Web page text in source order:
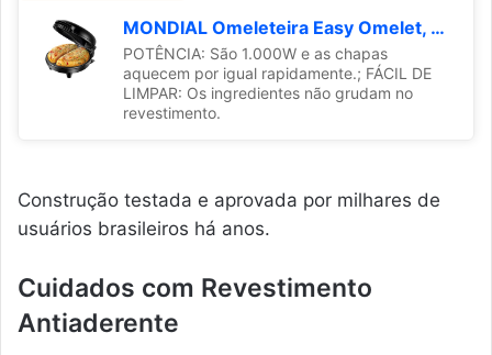
MONDIAL Omeleteira Easy Omelet, Preto, 800W, 110V - OM-02
POTÊNCIA: São 1.000W e as chapas
aquecem por igual rapidamente.; FÁCIL DE
LIMPAR: Os ingredientes não grudam no
revestimento.
Construção testada e aprovada por milhares de
usuários brasileiros há anos.
Cuidados com Revestimento
Antiaderente